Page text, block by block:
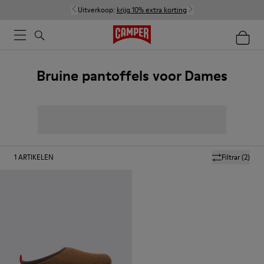
Uitverkoop: krijg 10% extra korting
Bruine pantoffels voor Dames
Filtrar(2)
1ARTIKELEN